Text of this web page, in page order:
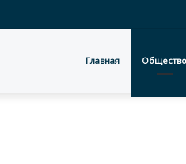
Главная Общество